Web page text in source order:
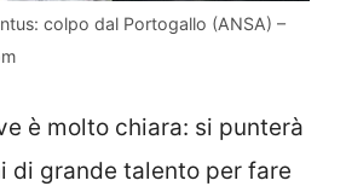
colpo dal Portogallo (ANSA) –
è molto chiara: si punterà
di grande talento per fare